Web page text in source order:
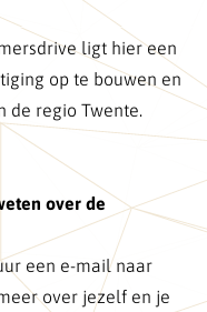
ligt hier een
op te bouwen en
de regio Twente.
over de
een e-mail naar
over jezelf en je